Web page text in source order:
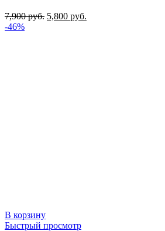
7,900руб. Первоначальная
5,800 руб.
-46%
В корзину
Быстрый просмотр